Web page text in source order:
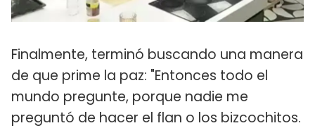
Finalmente, terminó buscando una manera
de que prime la paz: "Entonces todo el
mundo pregunte, porque nadie me
preguntó de hacer el flan o los bizcochitos.